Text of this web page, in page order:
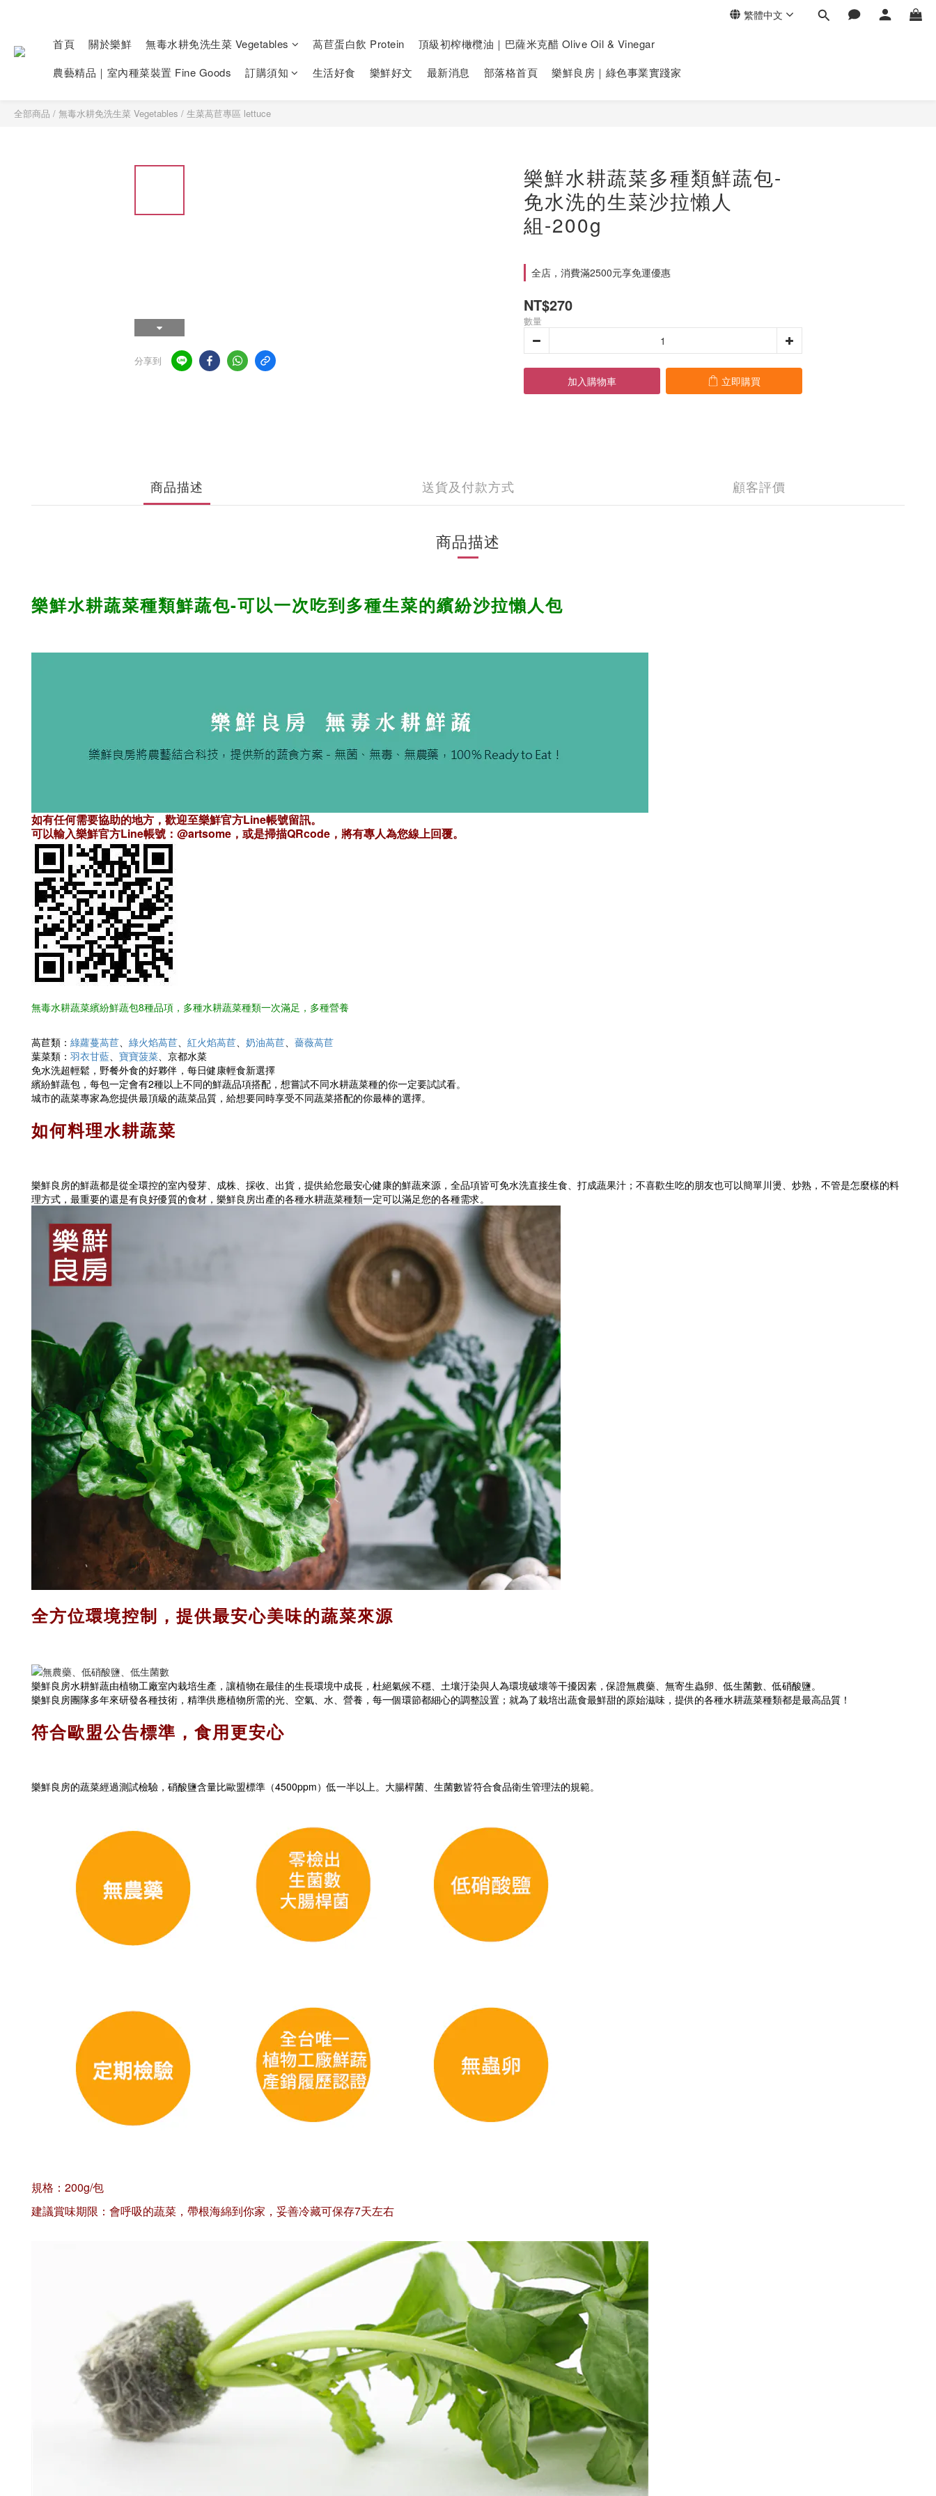
繁體中文
首頁 關於樂鮮 無毒水耕免洗生菜 Vegetables 萵苣蛋白飲 Protein
頂級初榨橄欖油｜巴薩米克醋 Olive Oil & Vinegar
農藝精品｜室內種菜裝置 Fine Goods
訂購須知 生活好食 樂鮮好文 最新消息 部落格首頁 樂鮮良房｜綠色事業實踐家
全部商品 / 無毒水耕免洗生菜 Vegetables / 生菜萵苣專區 lettuce
分享到
樂鮮水耕蔬菜多種類鮮蔬包-
免水洗的生菜沙拉懶人
組-200g
全店，消費滿2500元享免運優惠
NT$270
數量
加入購物車 立即購買
商品描述 送貨及付款方式 顧客評價
商品描述
樂鮮水耕蔬菜種類鮮蔬包-可以一次吃到多種生菜的繽紛沙拉懶人包
如有任何需要協助的地方，歡迎至樂鮮官方Line帳號留訊。
可以輸入樂鮮官方Line帳號：@artsome，或是掃描QRcode，將有專人為您線上回覆。
無毒水耕蔬菜繽紛鮮蔬包8種品項，多種水耕蔬菜種類一次滿足，多種營養
萵苣類： 綠蘿蔓萵苣、 綠火焰萵苣、 紅火焰萵苣、 奶油萵苣、 薔薇萵苣
葉菜類： 羽衣甘藍、 寶寶菠菜、京都水菜
免水洗超輕鬆，野餐外食的好夥伴，每日健康輕食新選擇
繽紛鮮蔬包，每包一定會有2種以上不同的鮮蔬品項搭配，想嘗試不同水耕蔬菜種的你一定要試試看。
城市的蔬菜專家為您提供最頂級的蔬菜品質，給想要同時享受不同蔬菜搭配的你最棒的選擇。
如何料理水耕蔬菜
樂鮮良房的鮮蔬都是從全環控的室內發芽、成株、採收、出貨，提供給您最安心健康的鮮蔬來源，全品項皆可免水洗直接生食、打成蔬果汁；不喜歡生吃的朋友也可以簡單川燙、炒熟，不管是怎麼樣的料
理方式，最重要的還是有良好優質的食材，樂鮮良房出產的各種水耕蔬菜種類一定可以滿足您的各種需求。
全方位環境控制，提供最安心美味的蔬菜來源
樂鮮良房水耕鮮蔬由植物工廠室內栽培生產，讓植物在最佳的生長環境中成長，杜絕氣候不穩、土壤汙染與人為環境破壞等干擾因素，保證無農藥、無寄生蟲卵、低生菌數、低硝酸鹽。
樂鮮良房團隊多年來研發各種技術，精準供應植物所需的光、空氣、水、營養，每一個環節都細心的調整設置；就為了栽培出蔬食最鮮甜的原始滋味，提供的各種水耕蔬菜種類都是最高品質！
符合歐盟公告標準，食用更安心
樂鮮良房的蔬菜經過測試檢驗，硝酸鹽含量比歐盟標準（4500ppm）低一半以上。大腸桿菌、生菌數皆符合食品衛生管理法的規範。
規格：200g/包
建議賞味期限：會呼吸的蔬菜，帶根海綿到你家，妥善冷藏可保存7天左右